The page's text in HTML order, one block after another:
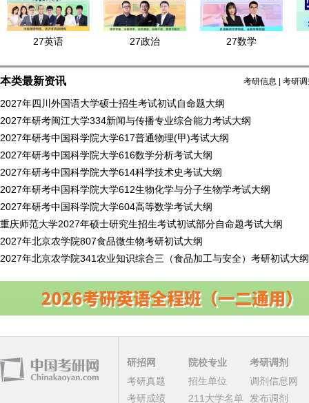
27英语 27政治 27数学
本类最新资讯 考研信息 考研
2027年四川外国语大学硕士招生考试初试自命题大纲
2027年研考闽江大学334新闻与传播专业综合能力考试大纲
2027年研考中国科学院大学617普通物理(甲)考试大纲
2027年研考中国科学院大学616数学分析考试大纲
2027年研考中国科学院大学614科学技术史考试大纲
2027年研考中国科学院大学612生物化学与分子生物学考试大纲
2027年研考中国科学院大学604高等数学考试大纲
重庆师范大学2027年硕士研究生招生考试初试部分自命题考试大纲
2027年北京农学院807食品微生物考研初试大纲
2027年北京农学院341农业知识综合三（食品加工与安全）考研初试大纲
研招网
考研真题
考研成绩
院校专业
招生单位
211大学名单
考研调剂
调剂信息网
发布调剂